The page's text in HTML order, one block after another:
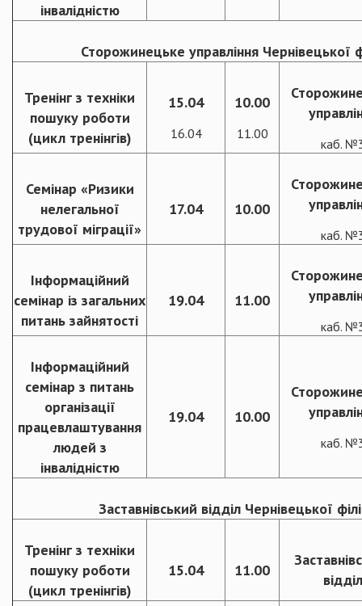
інвалідністю
Сторожинецьке управління Чернівецької
Тренінг з техніки
пошуку роботи
(цикл тренінгів)
15.04
16.04
10.00
11.00
каб.
Семінар «Ризики
нелегальної
трудової міграції»
17.04 10.00
каб.
Інформаційний
семінар із загальних
питань зайнятості
19.04 11.00
каб.
Інформаційний
семінар з питань
організації
працевлаштування
людей з
інвалідністю
19.04 10.00
каб.
Заставнівський відділ Чернівецької
Тренінг з техніки
пошуку роботи
(цикл тренінгів)
15.04 11.00
відділ